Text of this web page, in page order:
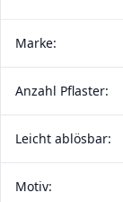
Marke:
Anzahl Pflaster:
Leicht ablösbar:
Motiv: